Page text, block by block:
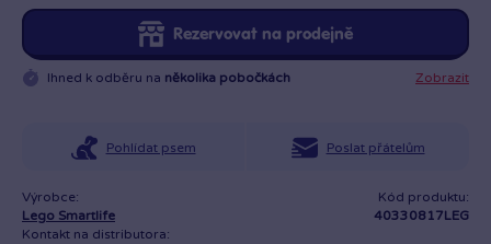
Rezervovat na prodejně
Ihned k odběru na několika pobočkách Zobrazit
Pohlídat psem Poslat přátelům
Výrobce:
Lego Smartlife
Kód produktu:
40330817LEG
Kontakt na distributora: